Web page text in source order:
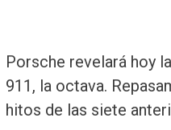
Porsche revelará hoy
911, la octava.
hitos de las siete